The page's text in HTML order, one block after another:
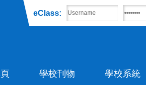
eClass:
學校刊物 學校系統